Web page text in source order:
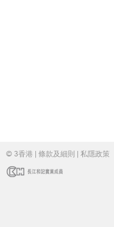
© 3香港 | 條款及細則 私隱政策